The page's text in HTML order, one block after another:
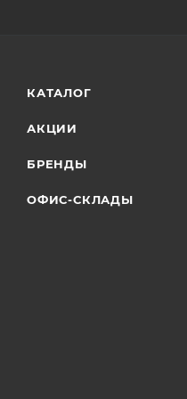
КАТАЛОГ
АКЦИИ
БРЕНДЫ
ОФИС-СКЛАДЫ